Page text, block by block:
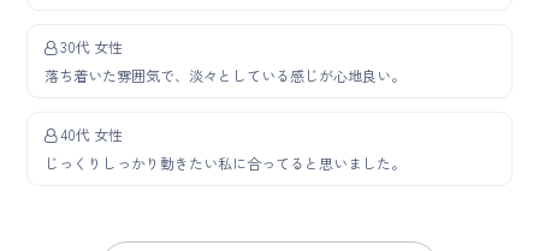
30代 女性
落ち着いた雰囲気で、淡々としている感じが心地良い。
40代 女性
じっくりしっかり動きたい私に合ってると思いました。